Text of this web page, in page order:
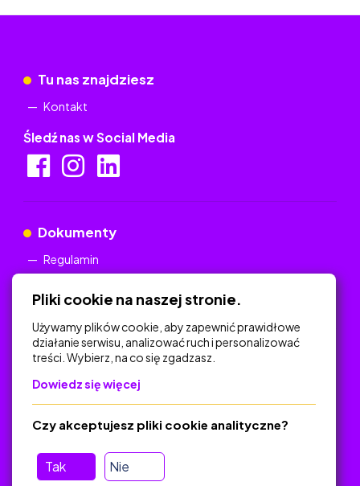
Tu nas znajdziesz
Kontakt
Śledź nas w Social Media
Dokumenty
Regulamin
Na skróty
Polityka Prywatności
Regulamin
O platformie
Baza materiałów dydaktycznych
Jak zostać autorem
Pliki cookie na naszej stronie.
Używamy plików cookie, aby zapewnić prawidłowe
działanie serwisu, analizować ruch i personalizować
treści. Wybierz, na co się zgadzasz.
Dowiedz się więcej
Tak Nie
Czy akceptujesz pliki cookie analityczne?